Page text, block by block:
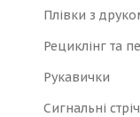
Плівки з
Рециклінг та
Рукавички
Сигнальні